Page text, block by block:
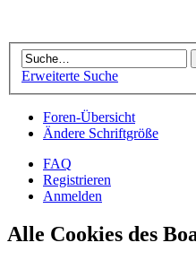
Erweiterte Suche
Foren-Übersicht
Ändere Schriftgröße
FAQ
Registrieren
Anmelden
Alle Cookies des